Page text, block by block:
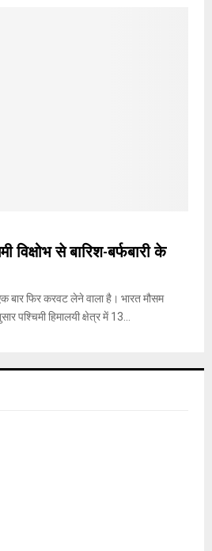
विक्षोभ से बारिश-बर्फबारी के
बार फिर करवट लेने वाला है। भारत मौसम
पश्चिमी हिमालयी क्षेत्र में 13...